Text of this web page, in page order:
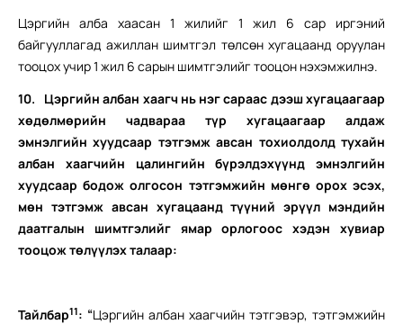
Цэргийн алба хаасан 1 жилийг 1 жил 6 сар иргэний
байгууллагад ажиллан шимтгэл төлсөн хугацаанд оруулан
тооцох учир 1 жил 6 сарын шимтгэлийг тооцон нэхэмжилнэ.
10. Цэргийн албан хаагч нь нэг сараас дээш хугацаагаар
хөдөлмөрийн чадвараа түр хугацаагаар алдаж
эмнэлгийн хуудсаар тэтгэмж авсан тохиолдолд тухайн
албан хаагчийн цалингийн бүрэлдэхүүнд эмнэлгийн
хуудсаар бодож олгосон тэтгэмжийн мөнгө орох эсэх,
мөн тэтгэмж авсан хугацаанд түүний эрүүл мэндийн
даатгалын шимтгэлийг ямар орлогоос хэдэн хувиар
тооцож төлүүлэх талаар:
Тайлбар11: “Цэргийн албан хаагчийн тэтгэвэр, тэтгэмжийн